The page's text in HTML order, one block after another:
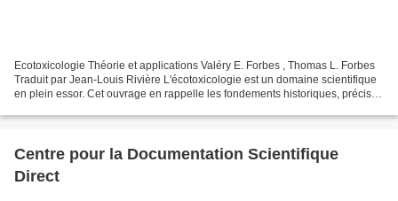
Ecotoxicologie Théorie et applications Valéry E. Forbes , Thomas L. Forbes
Traduit par Jean-Louis Rivière L'écotoxicologie est un domaine scientifique
en plein essor. Cet ouvrage en rappelle les fondements historiques, précise
Centre pour la Documentation Scientifique
Direct